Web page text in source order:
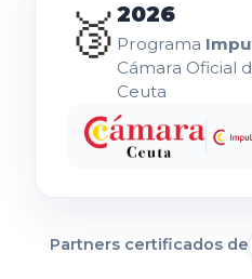
🥉 2026
Programa
Cámara Oficial
Ceuta
Partners certificados de